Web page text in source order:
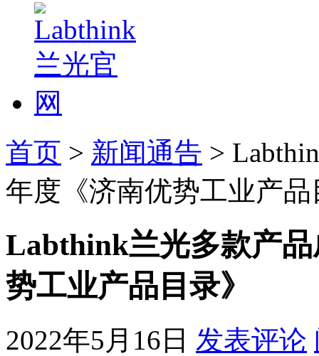
首页 > 新闻通告 >
年度《济南优势工业产品
Labthink兰光多款产
势工业产品目录》
2022年5月16日 发表评论